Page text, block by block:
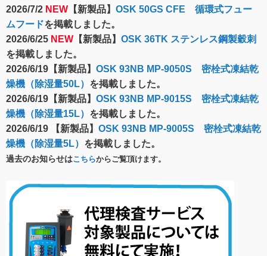
2026/7/2 NEW 【新製品】 OSK 50GS CFE 循環式フュー
ムフードを掲載しました。
2026/6/25 NEW 【新製品】 OSK 36TK ステンレス鋼製穀刺
を掲載しました。
2026/6/19【新製品】 OSK 93NB MP-9050S 密栓式凍結乾
燥機（除湿量50L） を掲載しました。
2026/6/19【新製品】 OSK 93NB MP-9015S 密栓式凍結乾
燥機（除湿量15L） を掲載しました。
2026/6/19 【新製品】 OSK 93NB MP-9005S 密栓式凍結乾
燥機（除湿量5L） を掲載しました。
過去のお知らせはこちらからご覧頂けます。